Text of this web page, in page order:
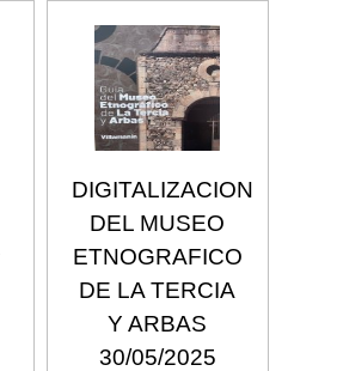
DIGITALIZACION
DEL MUSEO
ETNOGRAFICO
DE LA TERCIA
Y ARBAS
30/05/2025